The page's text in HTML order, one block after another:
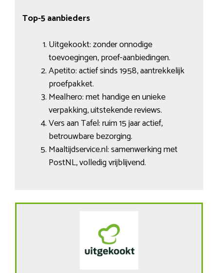
Top-5 aanbieders
Uitgekookt: zonder onnodige
toevoegingen, proef-aanbiedingen.
Apetito: actief sinds 1958, aantrekkelijk
proefpakket.
Mealhero: met handige en unieke
verpakking, uitstekende reviews.
Vers aan Tafel: ruim 15 jaar actief,
betrouwbare bezorging.
Maaltijdservice.nl: samenwerking met
PostNL, volledig vrijblijvend.